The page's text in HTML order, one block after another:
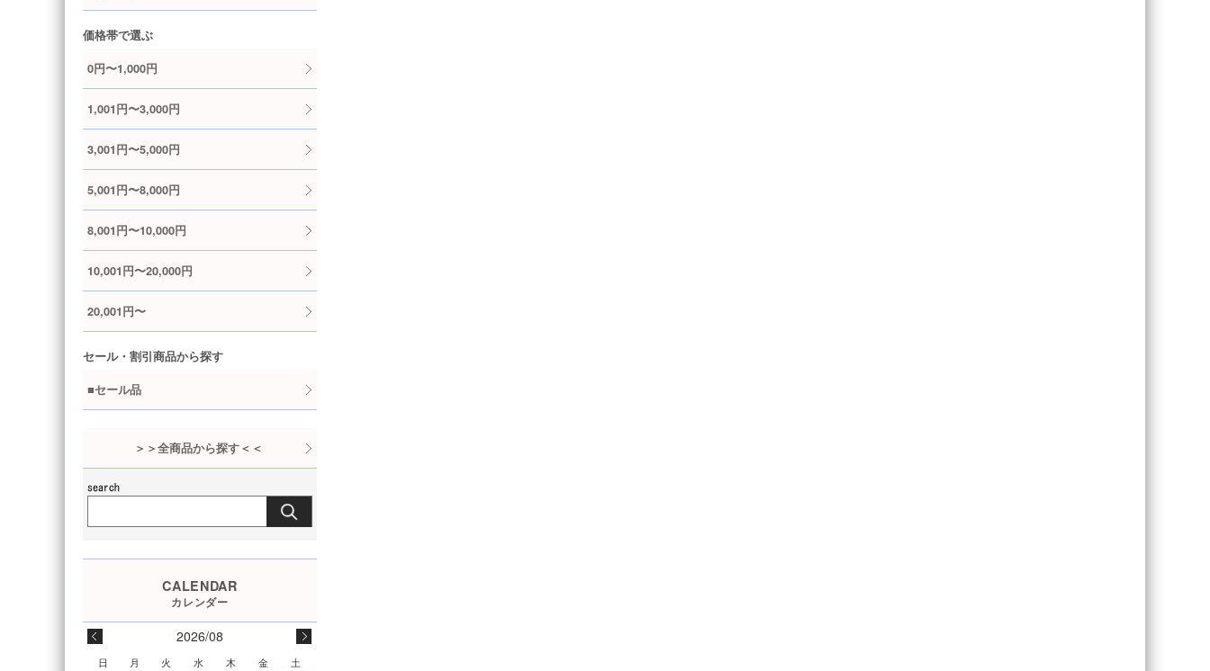
価格帯で選ぶ
0円〜1,000円
1,001円〜3,000円
3,001円〜5,000円
5,001円〜8,000円
8,001円〜10,000円
10,001円〜20,000円
20,001円〜
セール・割引商品から探す
■セール品
＞＞全商品から探す＜＜
2026/08
日 月 火 水 木 金
土